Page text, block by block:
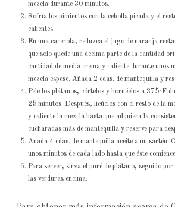
mezcla durante 30 minutos.
Sofría los pimientos con la cebolla picada y el
calientes.
En una cacerola, reduzca el jugo de naranja
que solo quede una décima parte de la cantidad
cantidad de media crema y caliente durante unos
mezcla espese. Añada 2 cdas. de mantequilla y
Pele los plátanos, córtelos y hornéelos a 375ºF
25 minutos. Después, licúelos con el resto de la
y caliente la mezcla hasta que adquiera la
cucharadas más de mantequilla y reserve para
Añada 4 cdas. de mantequilla aceite a un sartén.
unos minutos de cada lado hasta que éste
Para server, sirva el puré de plátano, seguido por
las verduras encima.